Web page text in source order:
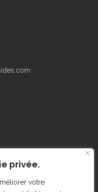
privée.
votre